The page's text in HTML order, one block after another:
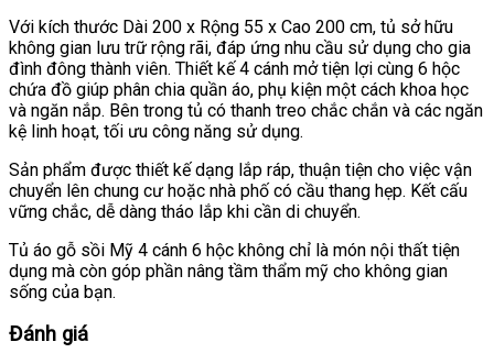
Với kích thước Dài 200 x Rộng 55 x Cao 200 cm, tủ sở hữu
không gian lưu trữ rộng rãi, đáp ứng nhu cầu sử dụng cho gia
đình đông thành viên. Thiết kế 4 cánh mở tiện lợi cùng 6 hộc
chứa đồ giúp phân chia quần áo, phụ kiện một cách khoa học
và ngăn nắp. Bên trong tủ có thanh treo chắc chắn và các ngăn
kệ linh hoạt, tối ưu công năng sử dụng.
Sản phẩm được thiết kế dạng lắp ráp, thuận tiện cho việc vận
chuyển lên chung cư hoặc nhà phố có cầu thang hẹp. Kết cấu
vững chắc, dễ dàng tháo lắp khi cần di chuyển.
Tủ áo gỗ sồi Mỹ 4 cánh 6 hộc không chỉ là món nội thất tiện
dụng mà còn góp phần nâng tầm thẩm mỹ cho không gian
sống của bạn.
Đánh giá